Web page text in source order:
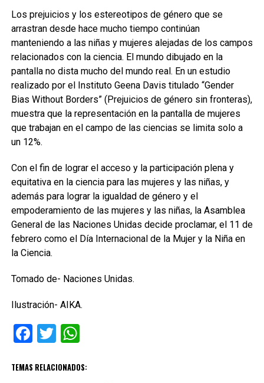
Los prejuicios y los estereotipos de género que se
arrastran desde hace mucho tiempo continúan
manteniendo a las niñas y mujeres alejadas de los campos
relacionados con la ciencia. El mundo dibujado en la
pantalla no dista mucho del mundo real. En un estudio
realizado por el Instituto Geena Davis titulado “Gender
Bias Without Borders” (Prejuicios de género sin fronteras),
muestra que la representación en la pantalla de mujeres
que trabajan en el campo de las ciencias se limita solo a
un 12%.
Con el fin de lograr el acceso y la participación plena y
equitativa en la ciencia para las mujeres y las niñas, y
además para lograr la igualdad de género y el
empoderamiento de las mujeres y las niñas, la Asamblea
General de las Naciones Unidas decide proclamar, el 11 de
febrero como el Día Internacional de la Mujer y la Niña en
la Ciencia.
Tomado de- Naciones Unidas.
Ilustración- AIKA.
Facebook
TwitterWhatsApp
TEMAS RELACIONADOS: